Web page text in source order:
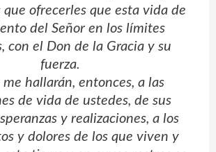
que ofrecerles que esta vida de
del Señor en los límites
con el Don de la Gracia y su
fuerza.
hallarán, entonces, a las
de vida de ustedes, de sus
y realizaciones, a los
y dolores de los que viven y